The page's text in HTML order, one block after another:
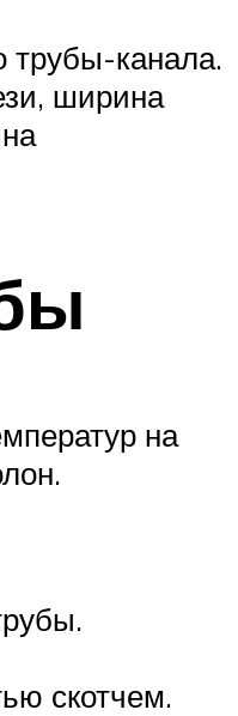
трубы-канала.
ширина
на
скотчем.